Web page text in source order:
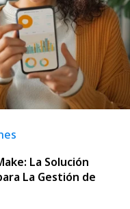
La Solución
La Gestión de